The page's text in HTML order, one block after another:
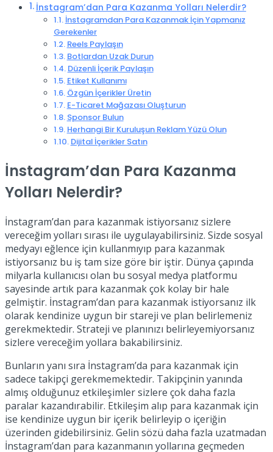
İnstagram’dan Para Kazanma Yolları Nelerdir?
İnstagramdan Para Kazanmak İçin Yapmanız
Gerekenler
Reels Paylaşın
Botlardan Uzak Durun
Düzenli İçerik Paylaşın
Etiket Kullanımı
Özgün İçerikler Üretin
E-Ticaret Mağazası Oluşturun
Sponsor Bulun
Herhangi Bir Kuruluşun Reklam Yüzü Olun
Dijital İçerikler Satın
İnstagram’dan Para Kazanma
Yolları Nelerdir?
İnstagram’dan para kazanmak istiyorsanız sizlere
vereceğim yolları sırası ile uygulayabilirsiniz. Sizde sosyal
medyayı eğlence için kullanmıyıp para kazanmak
istiyorsanız bu iş tam size göre bir iştir. Dünya çapında
milyarla kullanıcısı olan bu sosyal medya platformu
sayesinde artık para kazanmak çok kolay bir hale
gelmiştir. İnstagram’dan para kazanmak istiyorsanız ilk
olarak kendinize uygun bir stareji ve plan belirlemeniz
gerekmektedir. Strateji ve planınızı belirleyemiyorsanız
sizlere vereceğim yollara bakabilirsiniz.
Bunların yanı sıra İnstagram’da para kazanmak için
sadece takipçi gerekmemektedir. Takipçinin yanında
almış olduğunuz etkileşimler sizlere çok daha fazla
paralar kazandırabilir. Etkileşim alıp para kazanmak için
ise kendinize uygun bir içerik belirleyip o içeriğin
üzerinden gidebilirsiniz. Gelin sözü daha fazla uzatmadan
İnstagram’dan para kazanmanın yollarına geçmeden